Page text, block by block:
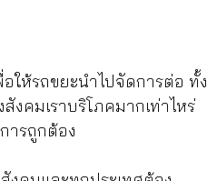
ให้รถขยะนำไปจัดการต่อ ทั้ง
งคมเราบริโภคมากเท่าไหร่
ารถูกต้อง